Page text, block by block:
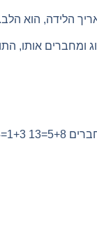
הלידה, הוא הלב.
ומחברים אותו,